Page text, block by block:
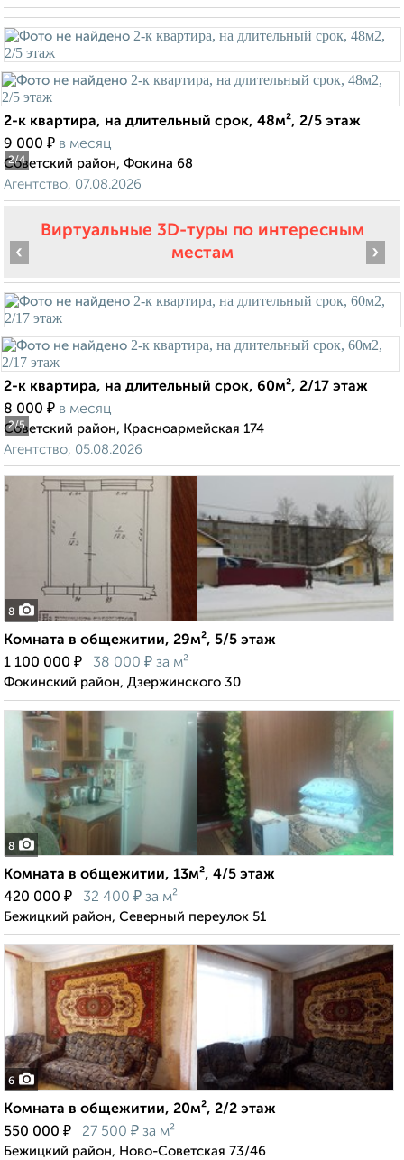
2/4
2-к квартира, на длительный срок, 48м², 2/5 этаж
9 000 ₽ в месяц
Советский район, Фокина 68
Агентство, 07.08.2026
Виртуальные 3D-туры по интересным
местам
2/5
‹ ›
2-к квартира, на длительный срок, 60м², 2/17 этаж
8 000 ₽ в месяц
Советский район, Красноармейская 174
Агентство, 05.08.2026
8
Комната в общежитии, 29м², 5/5 этаж
1 100 000 ₽ 38 000 ₽ за м²
Фокинский район, Дзержинского 30
8
Комната в общежитии, 13м², 4/5 этаж
420 000 ₽ 32 400 ₽ за м²
Бежицкий район, Северный переулок 51
6
Комната в общежитии, 20м², 2/2 этаж
550 000 ₽ 27 500 ₽ за м²
Бежицкий район, Ново-Советская 73/46